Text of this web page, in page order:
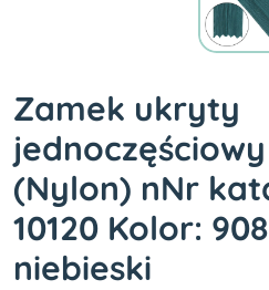
Zamek ukryty
(Nylon) nNr
10120 Kolor:
niebieski